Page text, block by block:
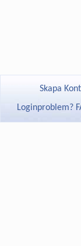
Skapa
Loginproblem?